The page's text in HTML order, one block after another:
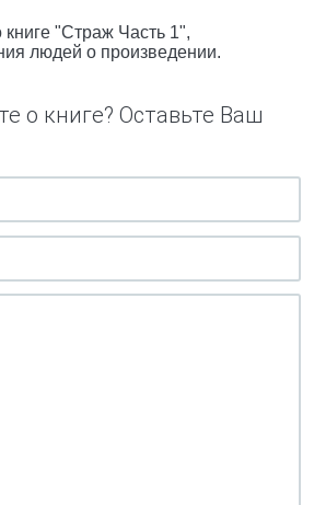
"Страж Часть 1",
людей о произведении.
о книге? Оставьте Ваш